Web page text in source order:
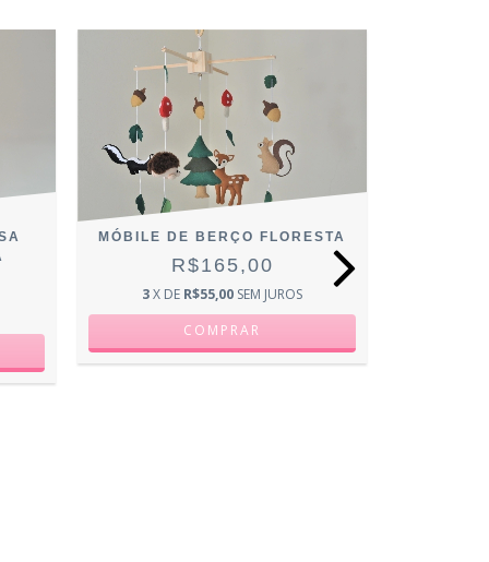
MÓBILE DE BERÇO FLORESTA
R$165,00
3X DE R$55,00 SEM JUROS